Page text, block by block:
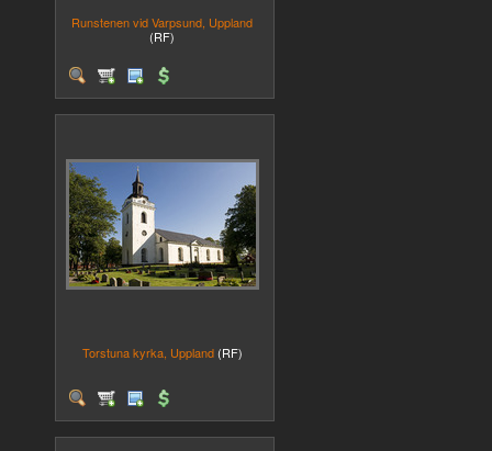
Runstenen vid Varpsund, Uppland
(RF)
Torstuna kyrka, Uppland (RF)